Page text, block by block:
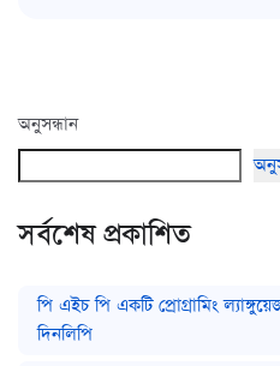
অনুসন্ধান
সর্বশেষ প্রকাশিত
পি এইচ পি একটি প্রোগ্রামিং
দিনলিপি